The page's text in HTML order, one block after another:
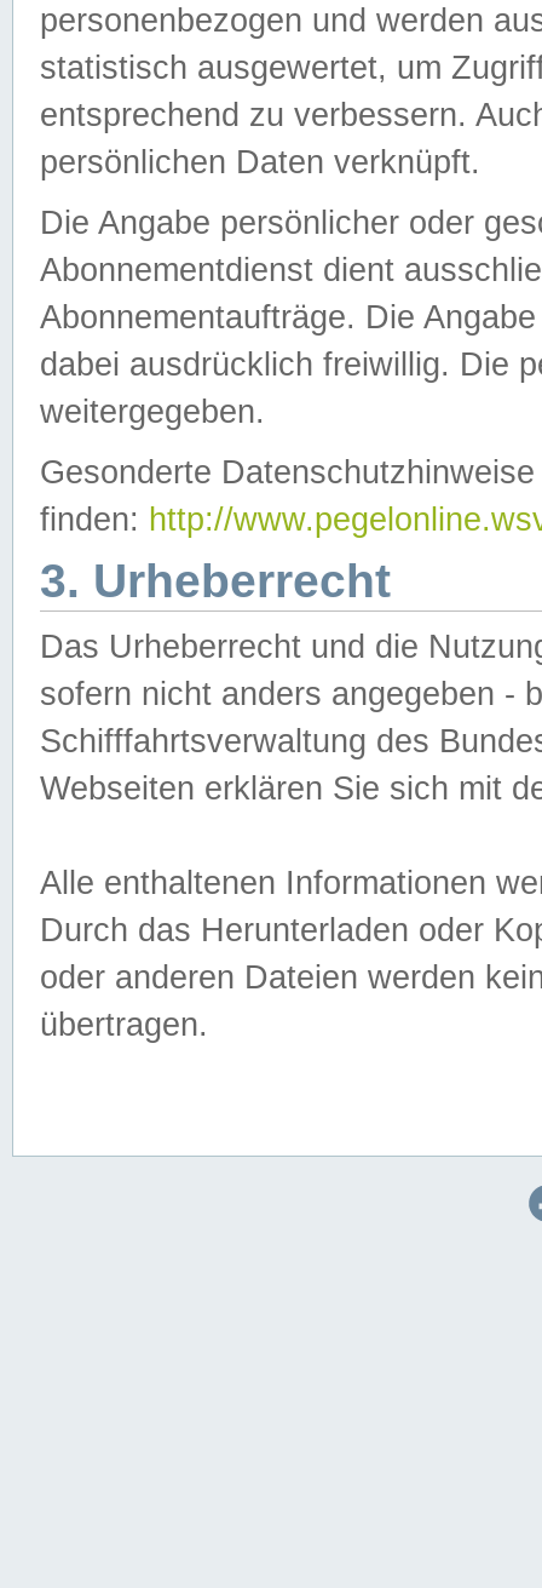
personenbezogen und werden
statistisch ausgewertet, um
entsprechend zu verbessern.
persönlichen Daten verknüpft.
Die Angabe persönlicher oder
Abonnementdienst dient
Abonnementaufträge. Die
dabei ausdrücklich freiwillig. Die
weitergegeben.
Gesonderte
finden: http://
3. Urheberrecht
Das Urheberrecht und die
sofern nicht anders angegeben -
Schifffahrtsverwaltung des
Webseiten erklären Sie sich mit
Alle enthaltenen Informationen
Durch das Herunterladen oder
oder anderen Dateien werden
übertragen.